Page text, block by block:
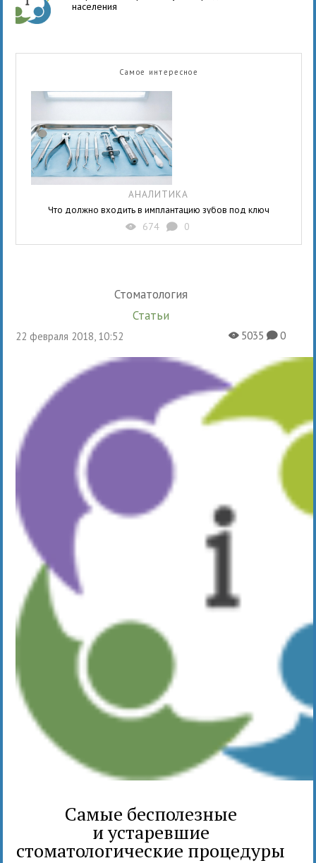
населения
Самое интересное
АНАЛИТИКА
Что должно входить в имплантацию зубов под ключ
X 674 K 0
Стоматология
Статьи
22 февраля 2018, 10:52 X5035K0
Самые бесполезные
и устаревшие
стоматологические процедуры